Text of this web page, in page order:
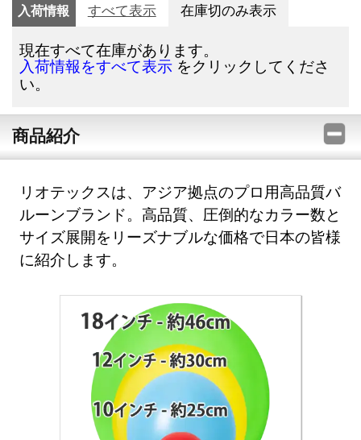
入荷情報 すべて表示 在庫切のみ表示
現在すべて在庫があります。
入荷情報をすべて表示 をクリックしてくださ
い。
商品紹介
リオテックスは、アジア拠点のプロ用高品質バ
ルーンブランド。高品質、圧倒的なカラー数と
サイズ展開をリーズナブルな価格で日本の皆様
に紹介します。